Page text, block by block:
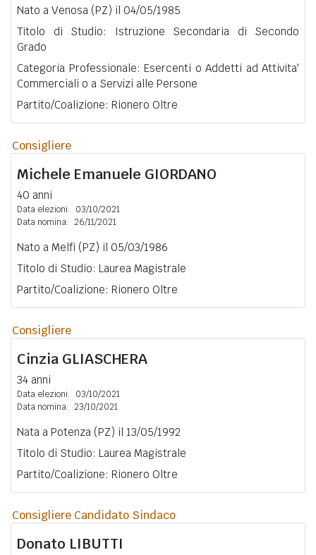
Nato a Venosa (PZ) il 04/05/1985
Titolo di Studio: Istruzione Secondaria di Secondo
Grado
Categoria Professionale: Esercenti o Addetti ad Attivita'
Commerciali o a Servizi alle Persone
Partito/Coalizione: Rionero Oltre
Consigliere
Michele Emanuele GIORDANO
40 anni
Data elezioni:
03/10/2021
Data nomina: 26/11/2021
Nato a Melfi (PZ) il 05/03/1986
Titolo di Studio: Laurea Magistrale
Partito/Coalizione: Rionero Oltre
Consigliere
Cinzia GLIASCHERA
34 anni
Data elezioni:
03/10/2021
Data nomina: 23/10/2021
Nata a Potenza (PZ) il 13/05/1992
Titolo di Studio: Laurea Magistrale
Partito/Coalizione: Rionero Oltre
Consigliere Candidato Sindaco
Donato LIBUTTI